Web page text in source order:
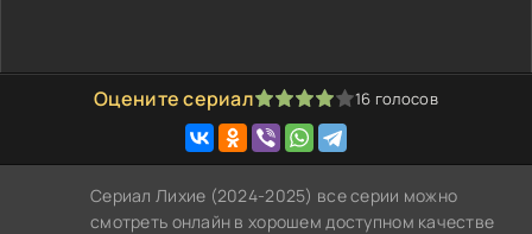
Оцените сериал
1 2 3 4 5 16 голосов
Сериал Лихие (2024-2025) все серии можно
смотреть онлайн в хорошем доступном качестве